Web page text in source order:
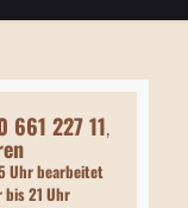
661 227 11,
Uhr bearbeitet
bis 21 Uhr